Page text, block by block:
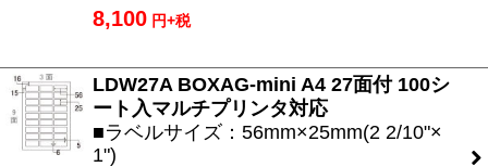
8,100 円+税
LDW27A BOXAG-mini A4 27面付 100シ
ート入マルチプリンタ対応
■ラベルサイズ：56mm×25mm(2 2/10"×
1")